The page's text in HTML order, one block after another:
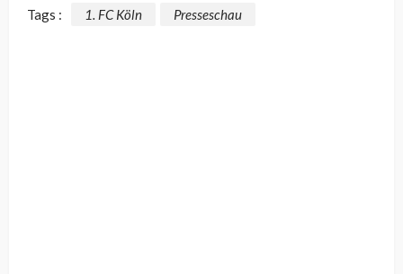
Tags : 1. FC Köln Presseschau